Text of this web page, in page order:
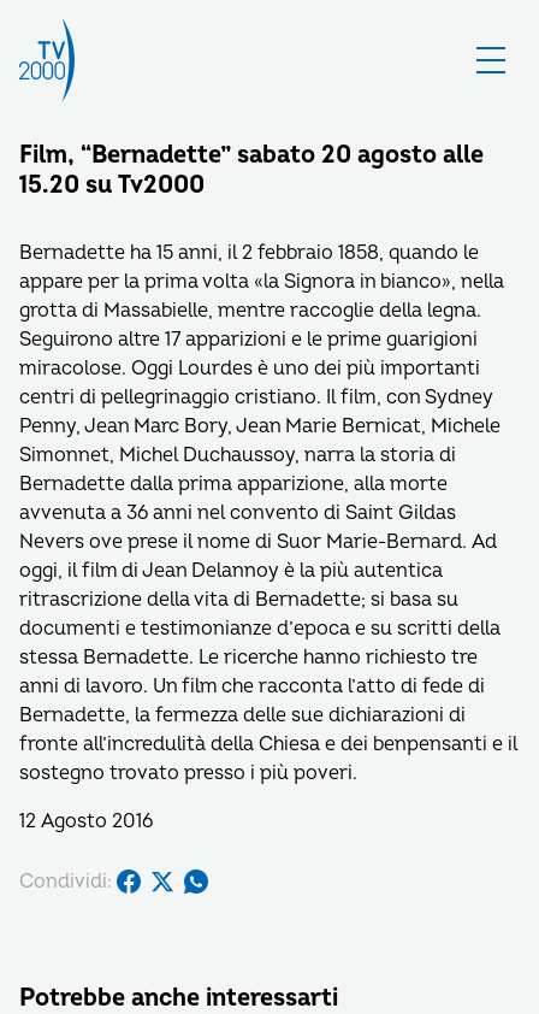
Film, “Bernadette” sabato 20 agosto alle
15.20 su Tv2000
Bernadette ha 15 anni, il 2 febbraio 1858, quando le
appare per la prima volta «la Signora in bianco», nella
grotta di Massabielle, mentre raccoglie della legna.
Seguirono altre 17 apparizioni e le prime guarigioni
miracolose. Oggi Lourdes è uno dei più importanti
centri di pellegrinaggio cristiano. Il film, con Sydney
Penny, Jean Marc Bory, Jean Marie Bernicat, Michele
Simonnet, Michel Duchaussoy, narra la storia di
Bernadette dalla prima apparizione, alla morte
avvenuta a 36 anni nel convento di Saint Gildas
Nevers ove prese il nome di Suor Marie-Bernard. Ad
oggi, il film di Jean Delannoy è la più autentica
ritrascrizione della vita di Bernadette; si basa su
documenti e testimonianze d’epoca e su scritti della
stessa Bernadette. Le ricerche hanno richiesto tre
anni di lavoro. Un film che racconta l’atto di fede di
Bernadette, la fermezza delle sue dichiarazioni di
fronte all’incredulità della Chiesa e dei benpensanti e il
sostegno trovato presso i più poveri.
12 Agosto 2016
Condividi:
Potrebbe anche interessarti